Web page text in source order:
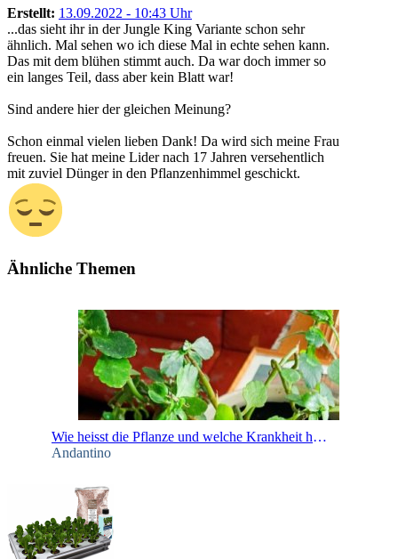
Erstellt: 13.09.2022 - 10:43 Uhr
...das sieht ihr in der Jungle King Variante schon sehr
ähnlich. Mal sehen wo ich diese Mal in echte sehen kann.
Das mit dem blühen stimmt auch. Da war doch immer so
ein langes Teil, dass aber kein Blatt war!
Sind andere hier der gleichen Meinung?
Schon einmal vielen lieben Dank! Da wird sich meine Frau
freuen. Sie hat meine Lider nach 17 Jahren versehentlich
mit zuviel Dünger in den Pflanzenhimmel geschickt.
Ähnliche Themen
Wie heisst die Pflanze und welche Krankheit hat sie?!
Andantino